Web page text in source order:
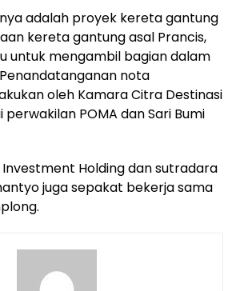
adalah proyek kereta gantung
kereta gantung asal Prancis,
untuk mengambil bagian dalam
nota
oleh Kamara Citra Destinasi
perwakilan POMA dan Sari Bumi
Holding dan sutradara
juga sepakat bekerja sama